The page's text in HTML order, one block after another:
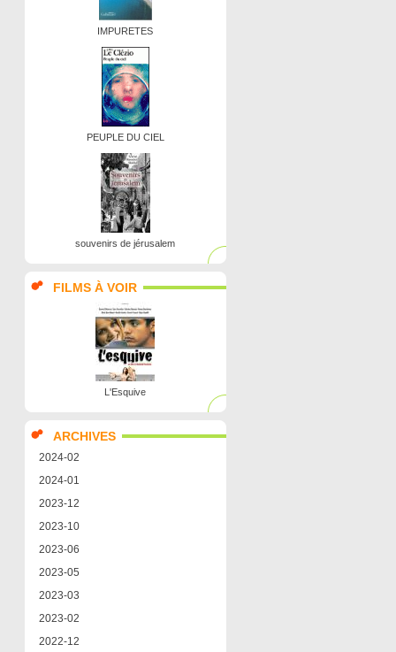
IMPURETES
PEUPLE DU CIEL
souvenirs de jérusalem
FILMS À VOIR
L'Esquive
ARCHIVES
2024-02
2024-01
2023-12
2023-10
2023-06
2023-05
2023-03
2023-02
2022-12